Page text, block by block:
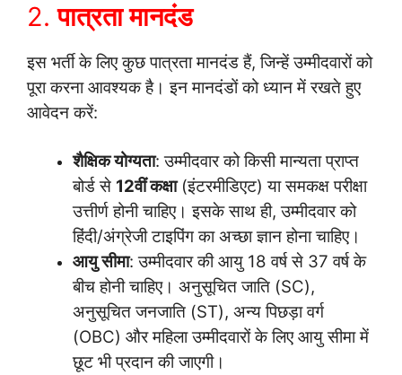
2.पात्रता मानदंड
इस भर्ती के लिए कुछ पात्रता मानदंड हैं, जिन्हें उम्मीदवारों को
पूरा करना आवश्यक है। इन मानदंडों को ध्यान में रखते हुए
आवेदन करें:
शैक्षिक योग्यता: उम्मीदवार को किसी मान्यता प्राप्त
बोर्ड से 12वीं कक्षा(इंटरमीडिएट) या समकक्ष परीक्षा
उत्तीर्ण होनी चाहिए। इसके साथ ही, उम्मीदवार को
हिंदी/अंग्रेजी टाइपिंग का अच्छा ज्ञान होना चाहिए।
आयु सीमा: उम्मीदवार की आयु 18 वर्ष से 37 वर्ष के
बीच होनी चाहिए। अनुसूचित जाति (SC),
अनुसूचित जनजाति (ST), अन्य पिछड़ा वर्ग
(OBC) और महिला उम्मीदवारों के लिए आयु सीमा में
छूट भी प्रदान की जाएगी।